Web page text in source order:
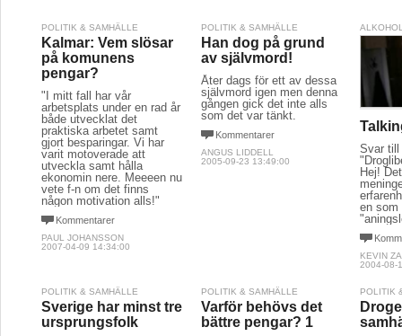
POLITIK & SAMHÄLLE
Kalmar: Vem slösar
på komunens
pengar?
"I mitt fall har vår
arbetsplats under en rad år
både utvecklat det
praktiska arbetet samt
gjort besparingar. Vi har
varit motoverade att
utveckla samt hålla
ekonomin nere. Meeeen nu
vete f-n om det finns
någon motivation alls!"
Kommentarer
PAUL JOHANSSON
2007-04-09 14:34:00
POLITIK & SAMHÄLLE
Han dog på grund
av självmord!
Åter dags för ett av dessa
självmord igen men denna
gången gick det inte alls
som det var tänkt.
Kommentarer
ANGUS LIDDELL
2005-09-23 13:49:00
Svar till
Hej!
en som
KEVIN
2004-08-
POLITIK & SAMHÄLLE
Sverige har minst tre
ursprungsfolk
POLITIK & SAMHÄLLE
Varför behövs det
bättre pengar? 1
POLITIK